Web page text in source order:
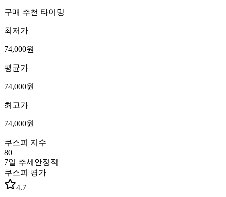
구매 추천 타이밍
최저가
74,000원
평균가
74,000원
최고가
74,000원
쿠스피 지수
80
7일 추세 안정적
쿠스피 평가
4.7